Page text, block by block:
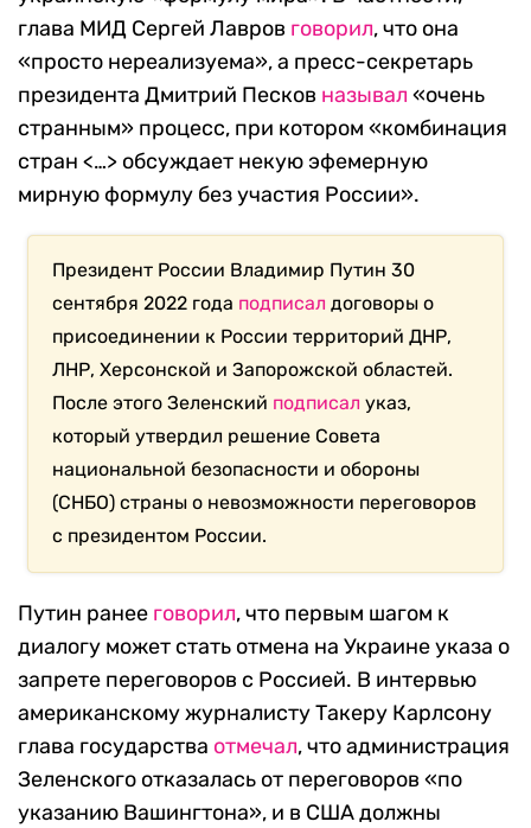
глава МИД Сергей Лавров говорил, что она
«просто нереализуема», а пресс-секретарь
президента Дмитрий Песков называл «очень
странным» процесс, при котором «комбинация
стран <…> обсуждает некую эфемерную
мирную формулу без участия России».
Президент России Владимир Путин 30
сентября 2022 года подписал договоры о
присоединении к России территорий ДНР,
ЛНР, Херсонской и Запорожской областей.
После этого Зеленский подписал указ,
который утвердил решение Совета
национальной безопасности и обороны
(СНБО) страны о невозможности переговоров
с президентом России.
Путин ранее говорил, что первым шагом к
диалогу может стать отмена на Украине указа о
запрете переговоров с Россией. В интервью
американскому журналисту Такеру Карлсону
глава государства отмечал, что администрация
Зеленского отказалась от переговоров «по
указанию Вашингтона», и в США должны